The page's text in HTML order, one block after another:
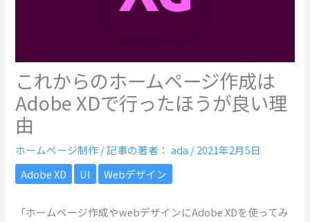
これからのホームページ作成は
Adobe XDで行ったほうが良い理
由
ホームページ制作/ 記事の著者： ada /2021年2月5日
Adobe XD
UI Webデザイン
「ホームページ作成やwebデザインにAdobe XDを使ってみ